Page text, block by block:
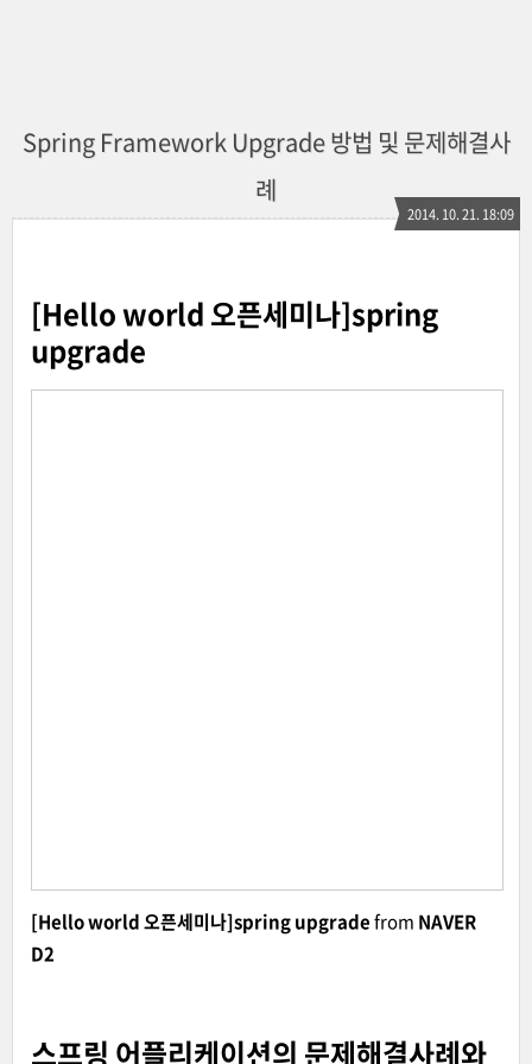
Spring Framework Upgrade 방법 및 문제해결사
례
2014. 10. 21. 18:09
[Hello world 오픈세미나]spring
upgrade
[Hello world 오픈세미나]spring upgradefrom NAVER
D2
스프링 어플리케이션의 문제해결사례와